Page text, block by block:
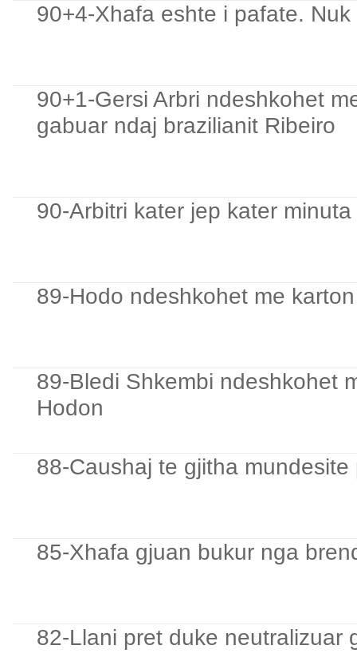
90+4-Xhafa eshte i pafate.
90+1-Gersi Arbri ndeshkohet
gabuar ndaj brazilianit Ribeiro
90-Arbitri kater jep kater
89-Hodo ndeshkohet me
89-Bledi Shkembi ndeshkohet
Hodon
88-Caushaj te gjitha
85-Xhafa gjuan bukur nga
82-Llani pret duke neutralizuar